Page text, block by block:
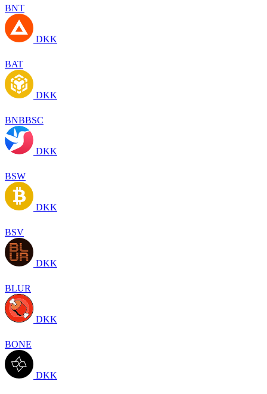
BNT
DKK
BAT
DKK
BNBBSC
DKK
BSW
DKK
BSV
DKK
BLUR
DKK
BONE
DKK